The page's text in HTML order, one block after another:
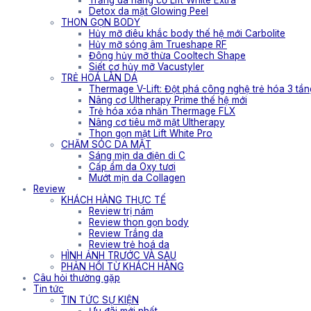
Detox da mặt Glowing Peel
THON GỌN BODY
Hủy mỡ điêu khắc body thế hệ mới Carbolite
Hủy mỡ sóng âm Trueshape RF
Đông hủy mỡ thừa Cooltech Shape
Siết cơ hủy mỡ Vacustyler
TRẺ HOÁ LÀN DA
Thermage V-Lift: Đột phá công nghệ trẻ hóa 3
Nâng cơ Ultherapy Prime thế hệ mới
Trẻ hóa xóa nhăn Thermage FLX
Nâng cơ tiêu mỡ mặt Ultherapy
Thon gọn mặt Lift White Pro
CHĂM SÓC DA MẶT
Sáng mịn da điện di C
Cấp ẩm da Oxy tươi
Mướt mịn da Collagen
Review
KHÁCH HÀNG THỰC TẾ
Review trị nám
Review thon gọn body
Review Trắng da
Review trẻ hoá da
HÌNH ẢNH TRƯỚC VÀ SAU
PHẢN HỒI TỪ KHÁCH HÀNG
Câu hỏi thường gặp
Tin tức
TIN TỨC SỰ KIỆN